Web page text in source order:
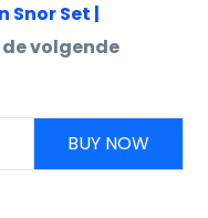
Snor Set |
volgende
BUY NOW